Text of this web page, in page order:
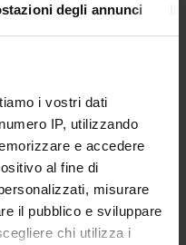
degli annunci
i vostri dati
IP, utilizzando
e accedere
al fine di
misurare
il pubblico e sviluppare
chi utilizza i